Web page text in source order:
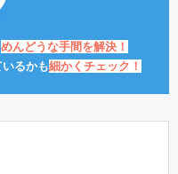
めんどうな手間を解決！
るかも細かくチェック！